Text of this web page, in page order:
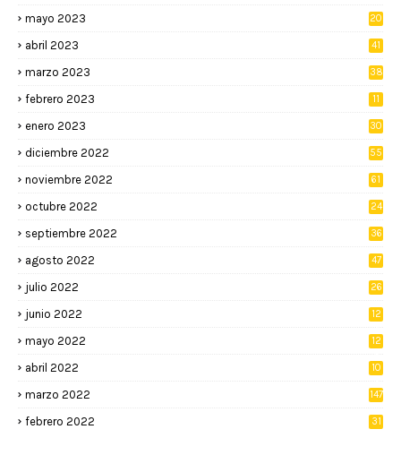
mayo 2023 20
abril 2023 41
marzo 2023 38
febrero 2023 11
enero 2023 30
diciembre 2022 55
noviembre 2022 61
octubre 2022 24
septiembre 2022 36
agosto 2022 47
julio 2022 26
junio 2022
12
mayo 2022
12
abril 2022
10
marzo 2022 147
febrero 2022 31